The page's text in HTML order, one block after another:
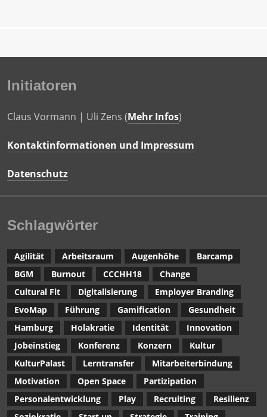
Initiatoren
Claus Vormann | Uli Zens (Mehr Infos)
Kontaktinformationen und Impressum
Datenschutz
Schlagwörter
Agilität Arbeitsraum Augenhöhe
Barcamp
BGM
Burnout CCCHH18
Change
Cultural Fit
Digitalisierung
Employer Branding
EvoMap
Führung Gamification
Gesundheit
Hamburg
Holakratie Identität
Innovation
Jobeinstieg
Konferenz Konzern
Kultur
KulturPalast
Lerntransfer
Mitarbeiterbindung
Motivation
Open Space
Partizipation
Personalentwicklung
Play Recruiting
Resilienz